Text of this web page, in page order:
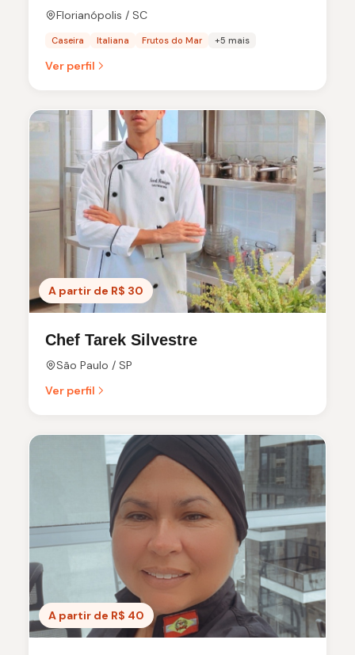
Florianópolis / SC
Caseira Italiana Frutos do Mar +5 mais
Ver perfil
A partir de R$ 30
Chef Tarek Silvestre
São Paulo / SP
Ver perfil
A partir de R$ 40